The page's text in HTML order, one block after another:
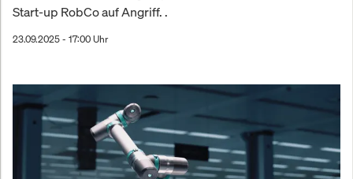
Start-up RobCo auf Angriff. .
23.09.2025 - 17:00 Uhr